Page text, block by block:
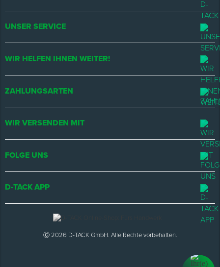
UNSER SERVICE
WIR HELFEN IHNEN WEITER!
ZAHLUNGSARTEN
WIR VERSENDEN MIT
FOLGE UNS
D-TACK APP
Ⓒ 2026 D-TACK GmbH. Alle Rechte vorbehalten.